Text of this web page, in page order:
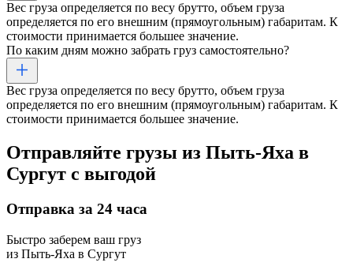
Вес груза определяется по весу брутто, объем груза
определяется по его внешним (прямоугольным) габаритам. К
стоимости принимается большее значение.
По каким дням можно забрать груз самостоятельно?
Вес груза определяется по весу брутто, объем груза
определяется по его внешним (прямоугольным) габаритам. К
стоимости принимается большее значение.
Отправляйте грузы из Пыть-Яха в
Сургут с выгодой
Отправка за 24 часа
Быстро заберем ваш груз
из Пыть-Яха в Сургут